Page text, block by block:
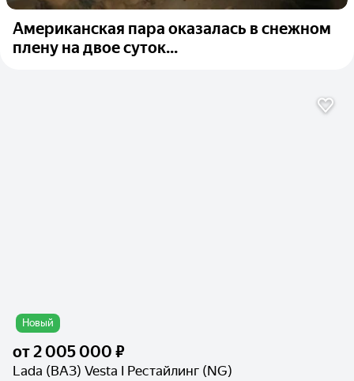
Американская пара оказалась в снежном
плену на двое суток...
Новый
от2 005 000 ₽
Lada (ВАЗ) Vesta I Рестайлинг (NG)